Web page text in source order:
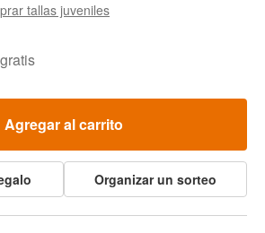
tallas juveniles
Agregar al carrito
Organizar un sorteo